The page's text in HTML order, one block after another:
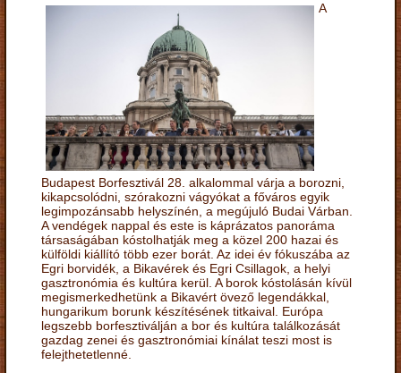
A
Budapest Borfesztivál 28. alkalommal várja a borozni,
kikapcsolódni, szórakozni vágyókat a főváros egyik
legimpozánsabb helyszínén, a megújuló Budai Várban.
A vendégek nappal és este is káprázatos panoráma
társaságában kóstolhatják meg a közel 200 hazai és
külföldi kiállító több ezer borát. Az idei év fókuszába az
Egri borvidék, a Bikavérek és Egri Csillagok, a helyi
gasztronómia és kultúra kerül. A borok kóstolásán kívül
megismerkedhetünk a Bikavért övező legendákkal,
hungarikum borunk készítésének titkaival. Európa
legszebb borfesztiválján a bor és kultúra találkozását
gazdag zenei és gasztronómiai kínálat teszi most is
felejthetetlenné.